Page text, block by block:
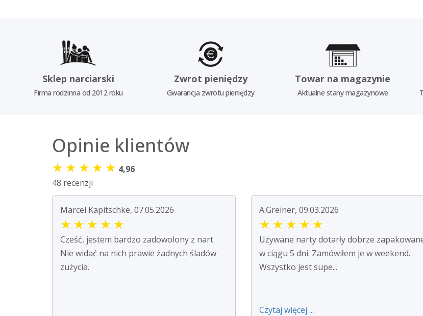
Sklep narciarski
Firma rodzinna od 2012 roku
Zwrot pieniędzy
Gwarancja zwrotu pieniędzy
Towar na magazynie
Aktualne stany magazynowe
Opinie klientów
★ ★ ★ ★ ★ 4,96
48 recenzji
Marcel Kapitschke, 07.05.2026
★ ★ ★ ★ ★
Cześć, jestem bardzo zadowolony z nart.
Nie widać na nich prawie żadnych śladów
zużycia.
A.Greiner, 09.03.2026
★ ★ ★ ★ ★
Używane narty dotarły dobrze
w ciągu 5 dni. Zamówiłem je w weekend.
Wszystko jest supe...
Czytaj więcej ...